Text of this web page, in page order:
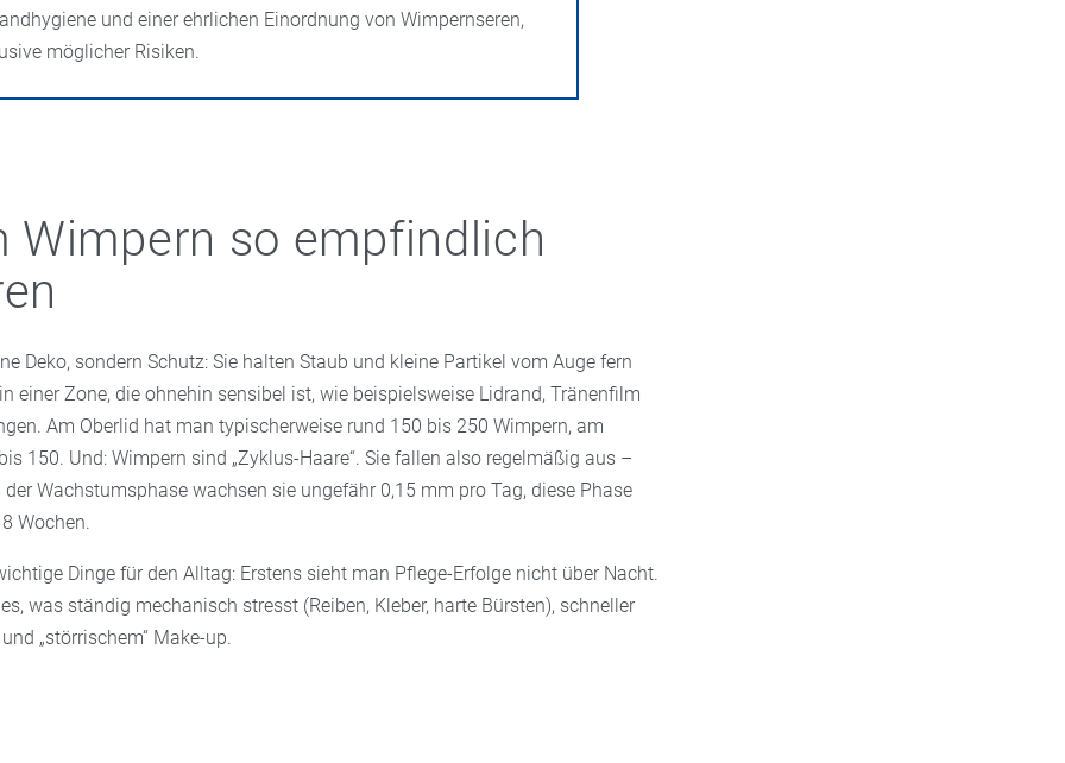
und einer ehrlichen Einordnung von Wimpernseren,
möglicher Risiken.
Wimpern so empfindlich
Deko, sondern Schutz: Sie halten Staub und kleine Partikel vom Auge fern
einer Zone, die ohnehin sensibel ist, wie beispielsweise Lidrand, Tränenfilm
Am Oberlid hat man typischerweise rund 150 bis 250 Wimpern, am
150. Und: Wimpern sind „Zyklus-Haare“. Sie fallen also regelmäßig aus –
Wachstumsphase wachsen sie ungefähr 0,15 mm pro Tag, diese Phase
Wochen.
Dinge für den Alltag: Erstens sieht man Pflege-Erfolge nicht über Nacht.
was ständig mechanisch stresst (Reiben, Kleber, harte Bürsten), schneller
„störrischem“ Make-up.